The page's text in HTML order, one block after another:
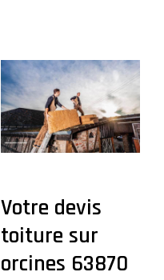
Votre devis
toiture sur
orcines 63870